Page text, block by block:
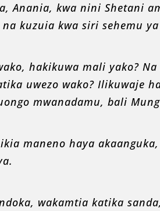
Anania, kwa nini Shetani
kuzuia kwa siri sehemu
hakikuwa mali yako?
uwezo wako? Ilikuwaje
mwanadamu, bali
maneno haya
wakamtia katika